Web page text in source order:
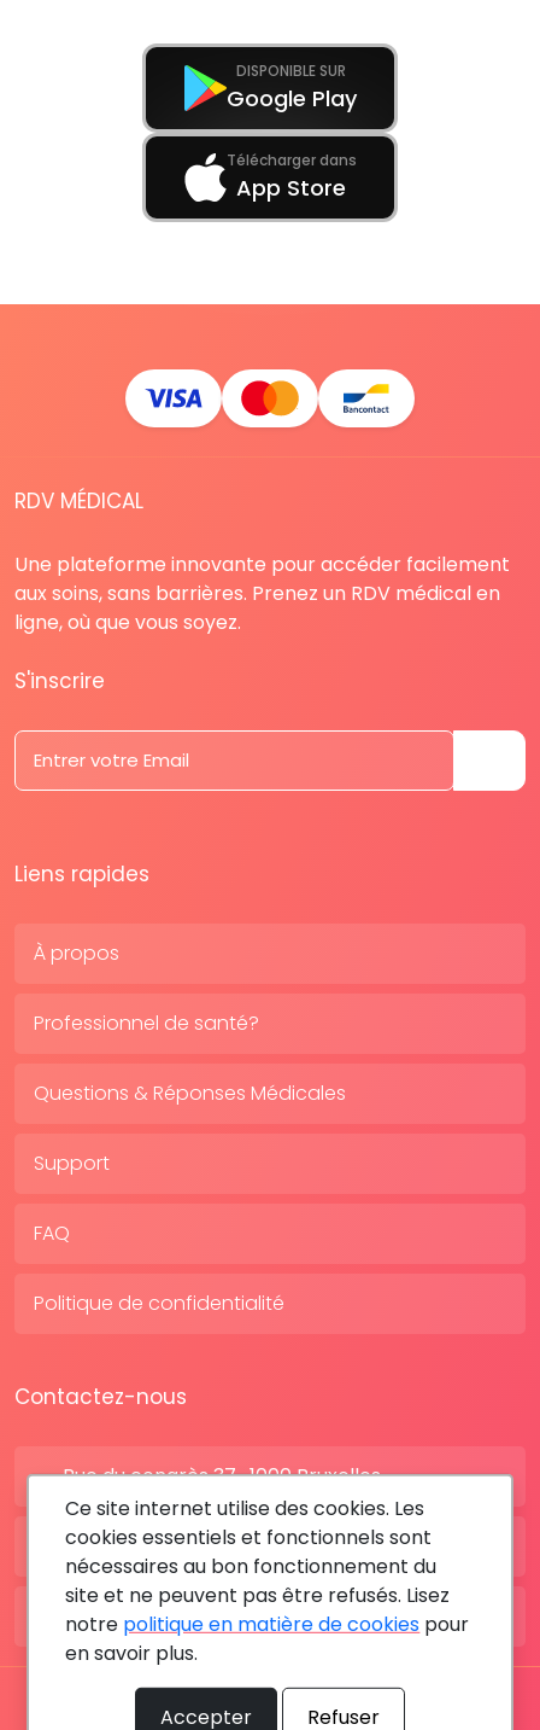
DISPONIBLE SUR
Google Play
Télécharger dans
App Store
RDV MÉDICAL
Une plateforme innovante pour accéder facilement
aux soins, sans barrières. Prenez un RDV médical en
ligne, où que vous soyez.
S'inscrire
Liens rapides
À propos
Professionnel de santé?
Questions & Réponses Médicales
Support
FAQ
Politique de confidentialité
Contactez-nous
Rue du congrès 37 , 1000 Bruxelles
BE: +32 28080227
FR: +33 183642895
Tous les droits sont réservés © 2026 RDV MÉDICAL By
Ce site internet utilise des cookies. Les
cookies essentiels et fonctionnels sont
nécessaires au bon fonctionnement du
site et ne peuvent pas être refusés. Lisez
notre politique en matière de cookies pour
en savoir plus.
Accepter Refuser